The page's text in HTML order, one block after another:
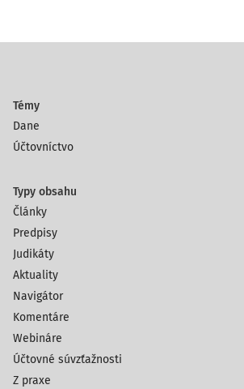
Témy
Dane
Účtovníctvo
Typy obsahu
Články
Predpisy
Judikáty
Aktuality
Navigátor
Komentáre
Webináre
Účtovné súvzťažnosti
Z praxe